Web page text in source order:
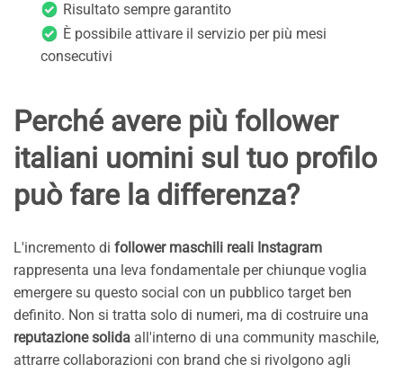
Risultato sempre garantito
È possibile attivare il servizio per più mesi
consecutivi
Perché avere più follower
italiani uomini sul tuo profilo
può fare la differenza?
L'incremento di follower maschili reali Instagram
rappresenta una leva fondamentale per chiunque voglia
emergere su questo social con un pubblico target ben
definito. Non si tratta solo di numeri, ma di costruire una
reputazione solida all'interno di una community maschile,
attrarre collaborazioni con brand che si rivolgono agli